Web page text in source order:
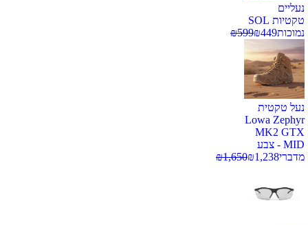
נעליים
טקטיות SOL
נמוכות
₪449
₪599
נעל טקטית
Lowa Zephyr
MK2 GTX
MID - צבע
מדברי
₪1,238
₪1,650